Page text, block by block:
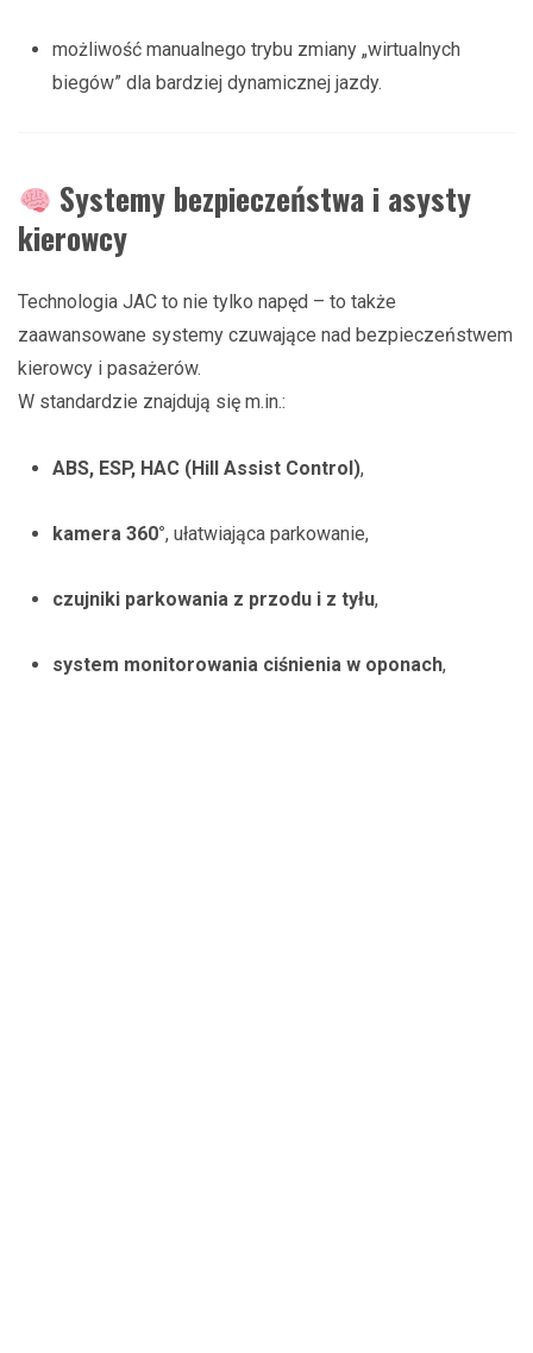
możliwość manualnego trybu zmiany „wirtualnych
biegów” dla bardziej dynamicznej jazdy.
Systemy bezpieczeństwa i asysty
kierowcy
Technologia JAC to nie tylko napęd – to także
zaawansowane systemy czuwające nad bezpieczeństwem
kierowcy i pasażerów.
W standardzie znajdują się m.in.:
ABS, ESP, HAC (Hill Assist Control),
kamera 360°, ułatwiająca parkowanie,
czujniki parkowania z przodu i z tyłu,
system monitorowania ciśnienia w oponach,